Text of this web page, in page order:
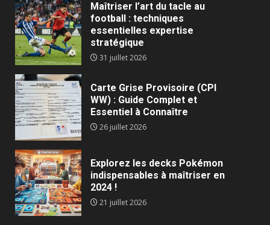
Maîtriser l’art du tacle au
football : techniques
essentielles expertise
stratégique
31 juillet 2026
Carte Grise Provisoire (CPI
WW) : Guide Complet et
Essentiel à Connaître
26 juillet 2026
Explorez les decks Pokémon
indispensables à maîtriser en
2024 !
21 juillet 2026